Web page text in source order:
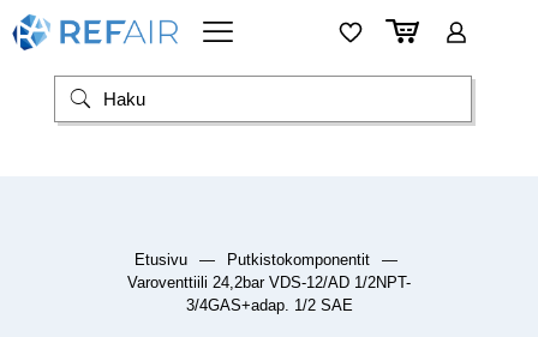
Etusivu — Putkistokomponentit
—
Varoventtiili 24,2bar VDS-12/AD 1/2NPT-
3/4GAS+adap. 1/2 SAE